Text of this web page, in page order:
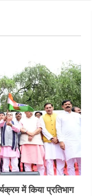
में किया प्रतिभाग